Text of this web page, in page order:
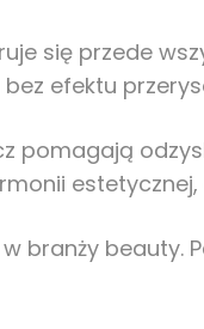
się przede
efektu
pomagają
branży